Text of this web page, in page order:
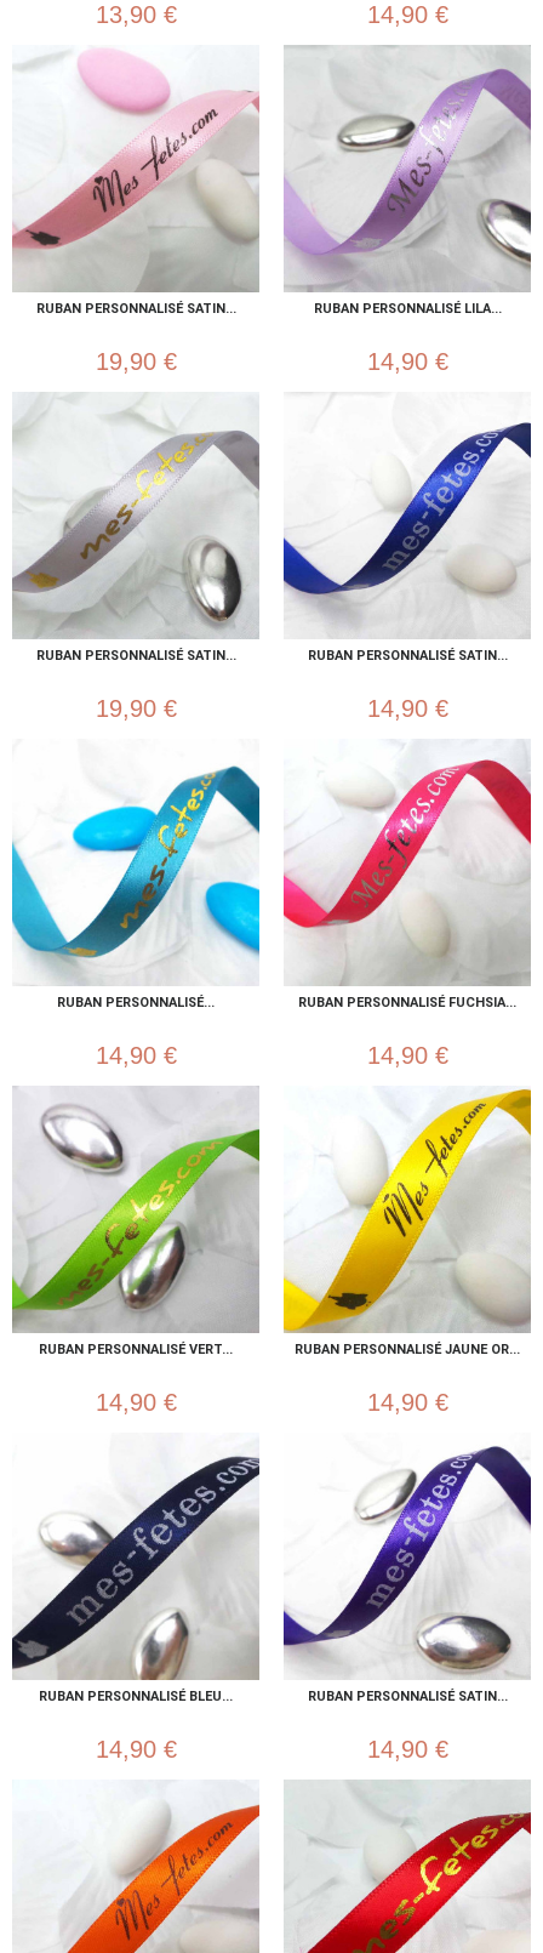
13,90 € 14,90 €
RUBAN PERSONNALISÉ SATIN...
19,90 €
RUBAN PERSONNALISÉ LILA...
14,90 €
RUBAN PERSONNALISÉ SATIN...
19,90 €
RUBAN PERSONNALISÉ SATIN...
14,90 €
RUBAN PERSONNALISÉ...
14,90 €
RUBAN PERSONNALISÉ FUCHSIA...
14,90 €
RUBAN PERSONNALISÉ VERT...
14,90 €
RUBAN PERSONNALISÉ JAUNE OR...
14,90 €
RUBAN PERSONNALISÉ BLEU...
14,90 €
RUBAN PERSONNALISÉ SATIN...
14,90 €